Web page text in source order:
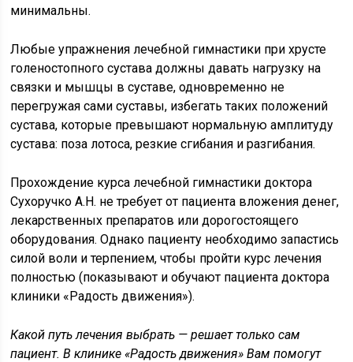
минимальны.
Любые упражнения лечебной гимнастики при хрусте
голеностопного сустава должны давать нагрузку на
связки и мышцы в суставе, одновременно не
перегружая сами суставы, избегать таких положений
сустава, которые превышают нормальную амплитуду
сустава: поза лотоса, резкие сгибания и разгибания.
Прохождение курса лечебной гимнастики доктора
Сухоручко А.Н. не требует от пациента вложения денег,
лекарственных препаратов или дорогостоящего
оборудования. Однако пациенту необходимо запастись
силой воли и терпением, чтобы пройти курс лечения
полностью (показывают и обучают пациента доктора
клиники «Радость движения»).
Какой путь лечения выбрать — решает только сам
пациент. В клинике «Радость движения» Вам помогут